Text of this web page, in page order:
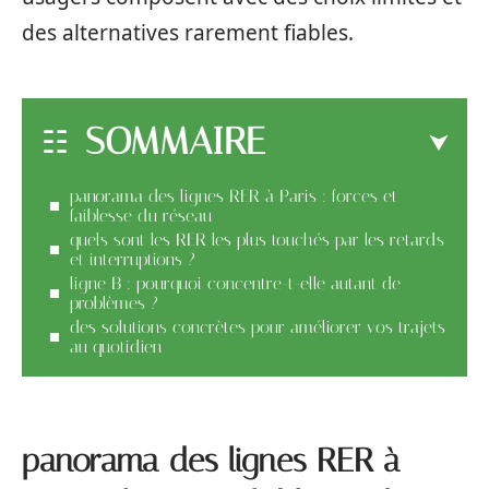
des alternatives rarement fiables.
SOMMAIRE
panorama des lignes RER à Paris : forces et
faiblesse du réseau
quels sont les RER les plus touchés par les retards
et interruptions ?
ligne B : pourquoi concentre-t-elle autant de
problèmes ?
des solutions concrètes pour améliorer vos trajets
au quotidien
panorama des lignes RER à